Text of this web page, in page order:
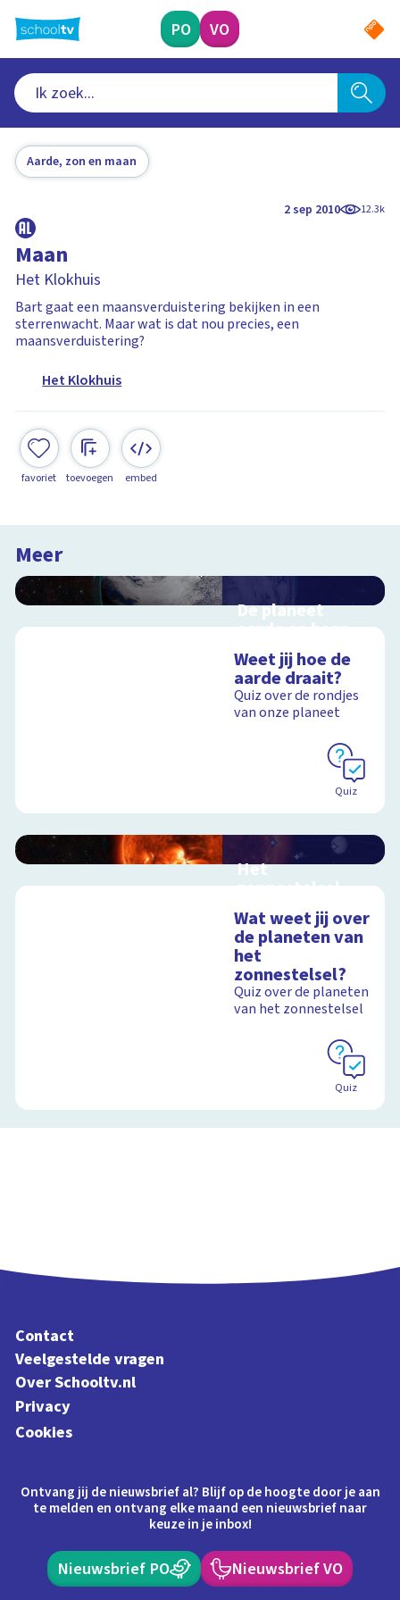
naar
hoofdinhoud
PO VO
Aarde, zon en maan
2 sep 2010 12.3k
Maan
Het Klokhuis
Bart gaat een maansverduistering bekijken in een
sterrenwacht. Maar wat is dat nou precies, een
maansverduistering?
Het Klokhuis
favoriet toevoegen embed
Meer
De planeet
aarde en haar
satelliet, de
maan
Interactieve
schoolplaat voorbij
de dampkring
Schoolplaat
Weet jij hoe de
aarde draait?
Quiz over de rondjes
van onze planeet
Quiz
Het
zonnestelsel
schoolplaat langs de
planeten
Schoolplaat
Wat weet jij over
de planeten van
het
zonnestelsel?
Quiz over de planeten
van het zonnestelsel
Quiz
Contact
Veelgestelde vragen
Over Schooltv.nl
Privacy
Cookies
Ontvang jij de nieuwsbrief al? Blijf op de hoogte door je aan
te melden en ontvang elke maand een nieuwsbrief naar
keuze in je inbox!
Nieuwsbrief PO Nieuwsbrief VO